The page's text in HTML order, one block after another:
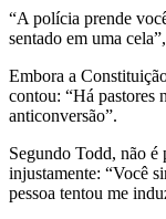
“A polícia prende
sentado em uma
Embora a
contou: “Há pastores
anticonversão”.
Segundo Todd, não é
injustamente: “Você
pessoa tentou me